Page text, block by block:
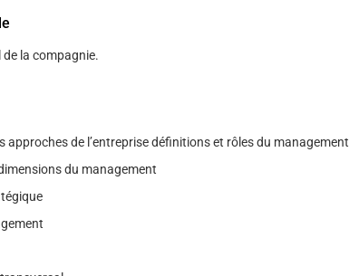
la compagnie.
approches de l’entreprise définitions et rôles du management
du management